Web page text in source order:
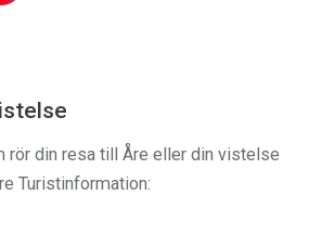
rör din resa till Åre eller din vistelse
Turistinformation: